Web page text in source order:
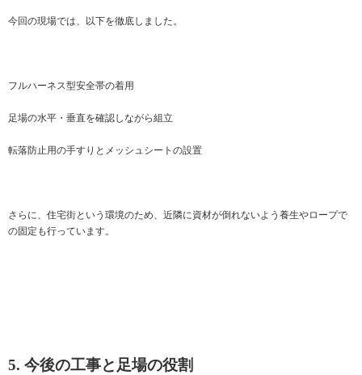
今回の現場では、以下を徹底しました。
フルハーネス型安全帯の着用
足場の水平・垂直を確認しながら組立
転落防止用の手すりとメッシュシートの設置
さらに、住宅街という環境のため、近隣に資材が倒れないよう養生やロープで
の固定も行っています。
5. 今後の工事と足場の役割